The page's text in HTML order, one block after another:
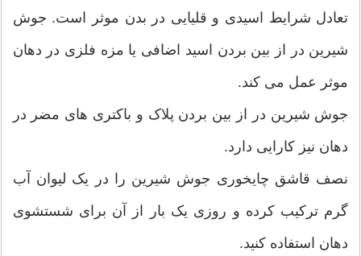
تعادل شرایط اسیدی و قلیایی در بدن موثر است. جوش
شیرین در از بین بردن اسید اضافی یا مزه فلزی در دهان
موثر عمل می کند.
جوش شیرین در از بین بردن پلاک و باکتری های مضر در
دهان نیز کارایی دارد.
نصف قاشق چایخوری جوش شیرین را در یک لیوان آب
گرم ترکیب کرده و روزی یک بار از آن برای شستشوی
دهان استفاده کنید.